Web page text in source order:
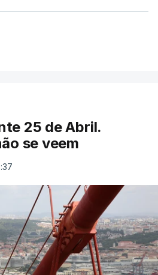
25 de Abril.
se veem